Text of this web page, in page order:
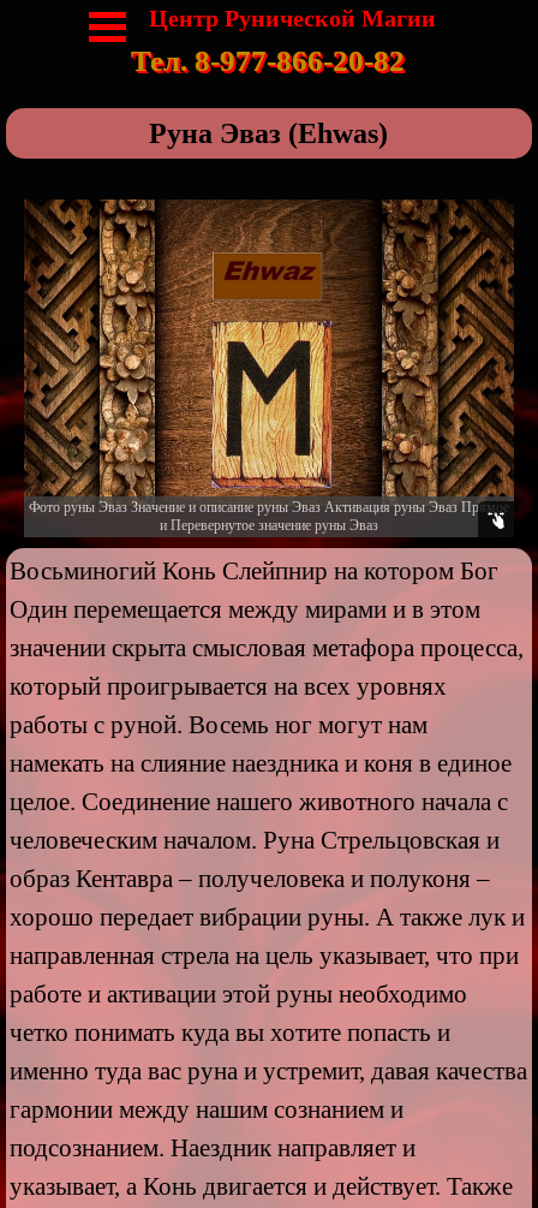
Тел. 8-977-866-20-82
Центр Рунической Магии
Руна Эваз (Ehwas)
Фото руны Эваз Значение и описание руны Эваз Активация руны Эваз Прямое
и Перевернутое значение руны Эваз
Восьминогий Конь Слейпнир на котором Бог
Один перемещается между мирами и в этом
значении скрыта смысловая метафора процесса,
который проигрывается на всех уровнях
работы с руной. Восемь ног могут нам
намекать на слияние наездника и коня в единое
целое. Соединение нашего животного начала с
человеческим началом. Руна Стрельцовская и
образ Кентавра – получеловека и полуконя –
хорошо передает вибрации руны. А также лук и
направленная стрела на цель указывает, что при
работе и активации этой руны необходимо
четко понимать куда вы хотите попасть и
именно туда вас руна и устремит, давая качества
гармонии между нашим сознанием и
подсознанием. Наездник направляет и
указывает, а Конь двигается и действует. Также